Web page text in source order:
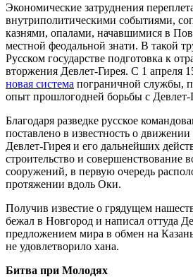
Экономические затруднения
внутриполитическими событиями,
казнями, опалами, начавшимися в
местной феодальной знати. В такой
Русском государстве подготовка к
вторжения Девлет-Гирея. С 1 апреля
новая система пограничной службы,
опыт прошлогодней борьбы с Девлет-
Благодаря разведке русское
поставлено в известность о
Девлет-Гирея и его дальнейших
строительство и совершенствование
сооружений, в первую очередь
протяжении вдоль Оки.
Получив известие о грядущем
бежал в Новгород и написал оттуда
предложением мира в обмен на
не удовлетворило хана.
Битва при Молодях